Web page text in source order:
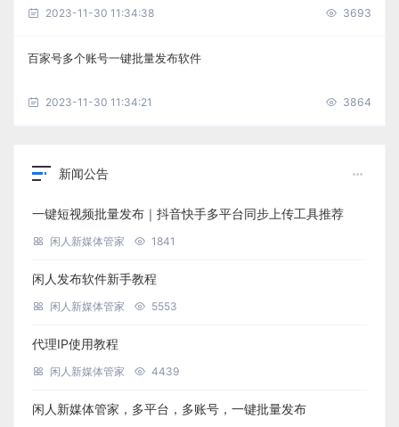
2023-11-30 11:34:38 3693
百家号多个账号一键批量发布软件
2023-11-30 11:34:21 3864
新闻公告
一键短视频批量发布｜抖音快手多平台同步上传工具推荐
闲人新媒体管家 1841
闲人发布软件新手教程
闲人新媒体管家 5553
代理IP使用教程
闲人新媒体管家 4439
闲人新媒体管家，多平台，多账号，一键批量发布